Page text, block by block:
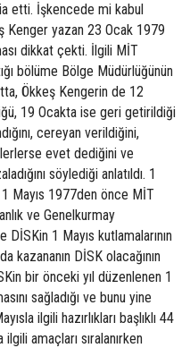
etti. İşkencede mi kabul
Kenger yazan 23 Ocak 1979
dikkat çekti. İlgili MİT
bölüme Bölge Müdürlüğünün
Ökkeş Kengerin de 12
19 Ocakta ise geri getirildiği
cereyan verildiğini,
evet dediğini ve
söylediği anlatıldı. 1
Mayıs 1977den önce MİT
ve Genelkurmay
1 Mayıs kutlamalarının
kazananın DİSK olacağının
bir önceki yıl düzenlenen 1
sağladığı ve bunu yine
ilgili hazırlıkları başlıklı 44
ilgili amaçları sıralanırken